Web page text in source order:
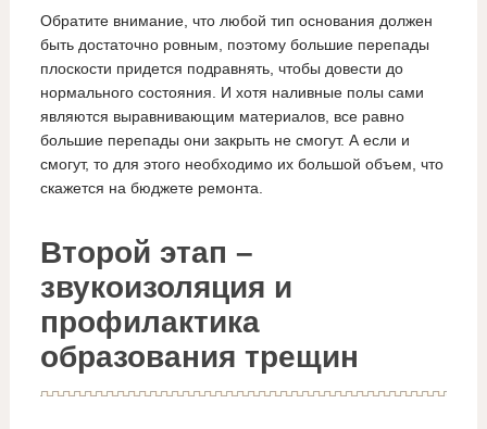
Обратите внимание, что любой тип основания должен
быть достаточно ровным, поэтому большие перепады
плоскости придется подравнять, чтобы довести до
нормального состояния. И хотя наливные полы сами
являются выравнивающим материалов, все равно
большие перепады они закрыть не смогут. А если и
смогут, то для этого необходимо их большой объем, что
скажется на бюджете ремонта.
Второй этап –
звукоизоляция и
профилактика
образования трещин